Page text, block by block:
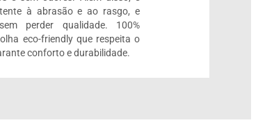
à abrasão e ao rasgo, e
perder qualidade. 100%
eco-friendly que respeita o
conforto e durabilidade.